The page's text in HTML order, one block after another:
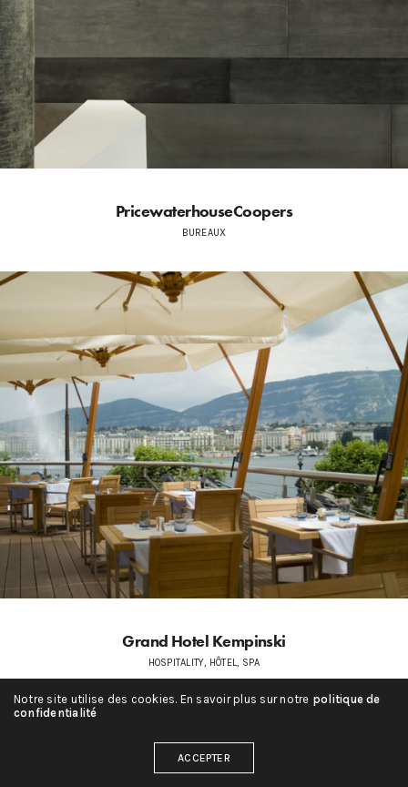
PricewaterhouseCoopers
BUREAUX
Grand Hotel Kempinski
HOSPITALITY, HÔTEL, SPA
Notre site utilise des cookies. En savoir plus sur notre politique de
confidentialité
ACCEPTER